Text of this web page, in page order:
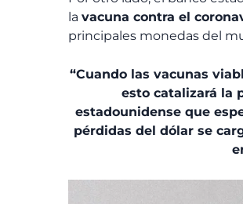
la vacuna contra el
principales monedas del
“Cuando las vacunas
esto catalizará la
estadounidense que
pérdidas del dólar se